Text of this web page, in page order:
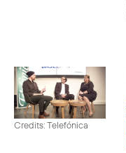
Credits: Telefónica